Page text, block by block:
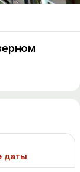
даты